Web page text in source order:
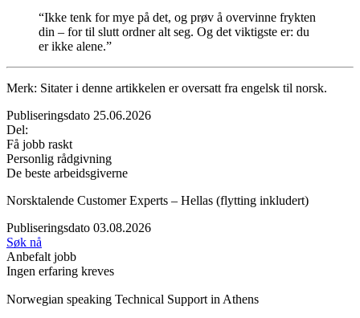
“Ikke tenk for mye på det, og prøv å overvinne frykten
din – for til slutt ordner alt seg. Og det viktigste er: du
er ikke alene.”
Merk: Sitater i denne artikkelen er oversatt fra engelsk til norsk.
Publiseringsdato 25.06.2026
Del:
Få jobb raskt
Personlig rådgivning
De beste arbeidsgiverne
Norsktalende Customer Experts – Hellas (flytting inkludert)
Publiseringsdato 03.08.2026
Søk nå
Anbefalt jobb
Ingen erfaring kreves
Norwegian speaking Technical Support in Athens